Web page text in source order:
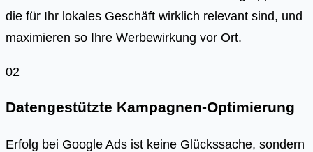
die für Ihr lokales Geschäft wirklich relevant sind, und
maximieren so Ihre Werbewirkung vor Ort.
02
Datengestützte Kampagnen-Optimierung
Erfolg bei Google Ads ist keine Glückssache, sondern